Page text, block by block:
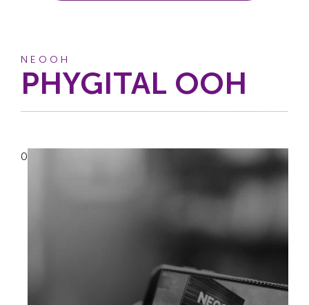
NEOOH
PHYGITAL OOH
0